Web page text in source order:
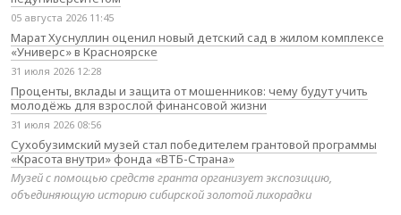
05 августа 2026 11:45
Марат Хуснуллин оценил новый детский сад в жилом комплексе
«Универс» в Красноярске
31 июля 2026 12:28
Проценты, вклады и защита от мошенников: чему будут учить
молодёжь для взрослой финансовой жизни
31 июля 2026 08:56
Сухобузимский музей стал победителем грантовой программы
«Красота внутри» фонда «ВТБ-Страна»
Музей с помощью средств гранта организует экспозицию,
объединяющую историю сибирской золотой лихорадки